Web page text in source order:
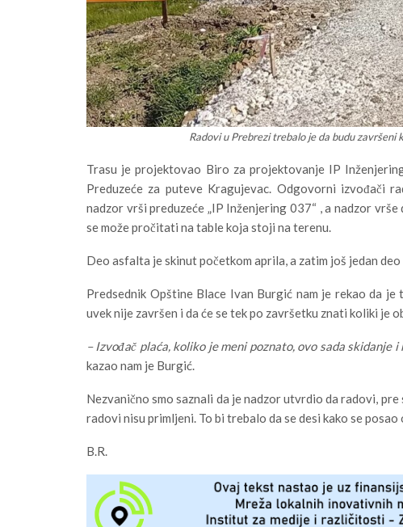
Radovi u Prebrezi trebalo je da budu završeni
Trasu je projektovao Biro za projektovanje IP
Preduzeće za puteve Kragujevac. Odgovorni izvođači
nadzor vrši preduzeće „IP Inženjering 037“ , a nadzor
se može pročitati na table koja stoji na terenu.
Deo asfalta je skinut početkom aprila, a zatim još jedan
Predsednik Opštine Blace Ivan Burgić nam je rekao da
uvek nije završen i da će se tek po završetku znati koliki je
– Izvođač plaća, koliko je meni poznato, ovo sada
kazao nam je Burgić.
Nezvanično smo saznali da je nadzor utvrdio da radovi,
radovi nisu primljeni. To bi trebalo da se desi kako se
B.R.